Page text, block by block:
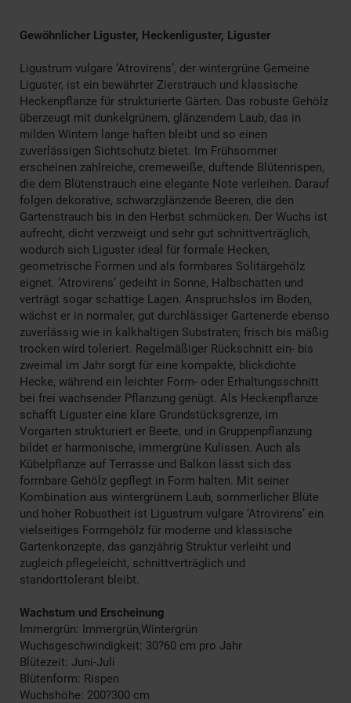
Gewöhnlicher Liguster, Heckenliguster, Liguster
Ligustrum vulgare ‘Atrovirens’, der wintergrüne Gemeine
Liguster, ist ein bewährter Zierstrauch und klassische
Heckenpflanze für strukturierte Gärten. Das robuste Gehölz
überzeugt mit dunkelgrünem, glänzendem Laub, das in
milden Wintern lange haften bleibt und so einen
zuverlässigen Sichtschutz bietet. Im Frühsommer
erscheinen zahlreiche, cremeweiße, duftende Blütenrispen,
die dem Blütenstrauch eine elegante Note verleihen. Darauf
folgen dekorative, schwarzglänzende Beeren, die den
Gartenstrauch bis in den Herbst schmücken. Der Wuchs ist
aufrecht, dicht verzweigt und sehr gut schnittverträglich,
wodurch sich Liguster ideal für formale Hecken,
geometrische Formen und als formbares Solitärgehölz
eignet. ‘Atrovirens’ gedeiht in Sonne, Halbschatten und
verträgt sogar schattige Lagen. Anspruchslos im Boden,
wächst er in normaler, gut durchlässiger Gartenerde ebenso
zuverlässig wie in kalkhaltigen Substraten; frisch bis mäßig
trocken wird toleriert. Regelmäßiger Rückschnitt ein- bis
zweimal im Jahr sorgt für eine kompakte, blickdichte
Hecke, während ein leichter Form- oder Erhaltungsschnitt
bei frei wachsender Pflanzung genügt. Als Heckenpflanze
schafft Liguster eine klare Grundstücksgrenze, im
Vorgarten strukturiert er Beete, und in Gruppenpflanzung
bildet er harmonische, immergrüne Kulissen. Auch als
Kübelpflanze auf Terrasse und Balkon lässt sich das
formbare Gehölz gepflegt in Form halten. Mit seiner
Kombination aus wintergrünem Laub, sommerlicher Blüte
und hoher Robustheit ist Ligustrum vulgare ‘Atrovirens’ ein
vielseitiges Formgehölz für moderne und klassische
Gartenkonzepte, das ganzjährig Struktur verleiht und
zugleich pflegeleicht, schnittverträglich und
standorttolerant bleibt.
Wachstum und Erscheinung
Immergrün: Immergrün,Wintergrün
Wuchsgeschwindigkeit: 30?60 cm pro Jahr
Blütezeit: Juni-Juli
Blütenform: Rispen
Wuchshöhe: 200?300 cm